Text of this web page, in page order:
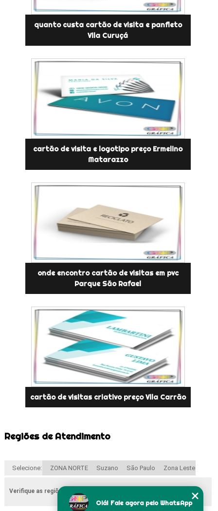
quanto custa cartão de visita e panfleto
Vila Curuçá
cartão de visita e logotipo preço Ermelino
Matarazzo
onde encontro cartão de visitas em pvc
Parque São Rafael
cartão de visitas criativo preço Vila Carrão
Regiões de Atendimento
Selecione: ZONA NORTE Suzano São Paulo Zona Leste
Verifique as regiões que atendemos
Olá! Fale agora pelo WhatsApp